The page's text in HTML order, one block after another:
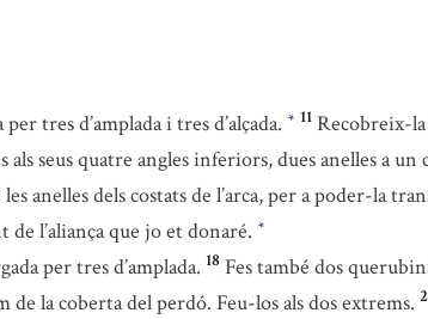
tres d’amplada i tres d’alçada. * 11 Recobreix-
als seus quatre angles inferiors, dues anelles a un
anelles dels costats de l’arca, per a poder-la
de l’aliança que jo et donaré. *
per tres d’amplada. 18 Fes també dos
de la coberta del perdó. Feu-los als dos extrems.